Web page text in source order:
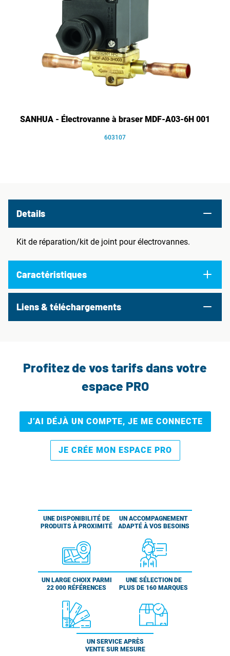
SANHUA - Électrovanne à braser MDF-A03-6H 001
603107
Details
Kit de réparation/kit de joint pour électrovannes.
Caractéristiques
Liens & téléchargements
Profitez de vos tarifs dans votre
espace PRO
J’AI DÉJÀ UN COMPTE, JE ME CONNECTE
JE CRÉE MON ESPACE PRO
UNE DISPONIBILITÉ DE
PRODUITS À PROXIMITÉ
UN ACCOMPAGNEMENT
ADAPTÉ À VOS BESOINS
UN LARGE CHOIX PARMI
22 000 RÉFÉRENCES
UNE SÉLECTION DE
PLUS DE 160 MARQUES
UN SERVICE APRÈS
VENTE SUR MESURE